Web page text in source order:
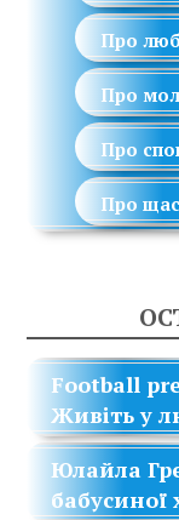
Про
Про
Про
Про
Football
Живіть у
Юлайла
бабусиної